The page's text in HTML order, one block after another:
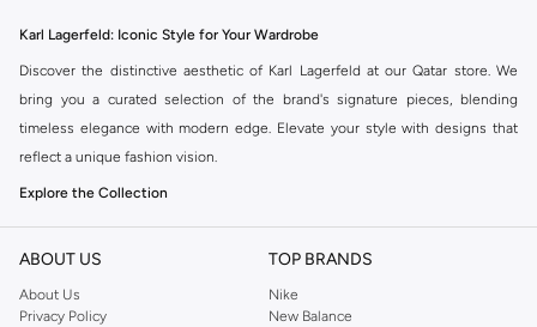
Karl Lagerfeld: Iconic Style for Your Wardrobe
Discover the distinctive aesthetic of Karl Lagerfeld at our Qatar store. We
bring you a curated selection of the brand's signature pieces, blending
timeless elegance with modern edge. Elevate your style with designs that
reflect a unique fashion vision.
Explore the Collection
Our Karl Lagerfeld range features meticulously crafted apparel and
accessories. Find statement pieces that capture the essence of the brand's
luxury and sophistication. Each item is designed to make a lasting
impression.
ABOUT US
About Us
Privacy Policy
TOP BRANDS
Nike
New Balance